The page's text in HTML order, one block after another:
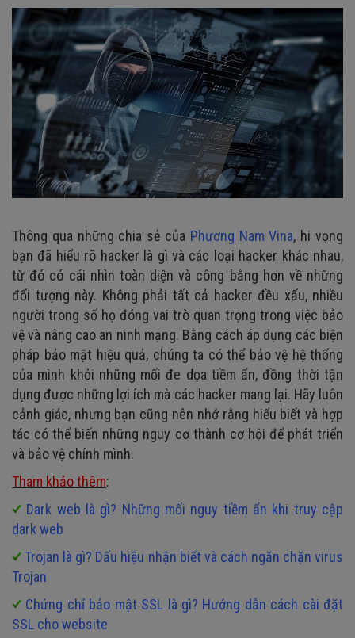
Thông qua những chia sẻ của Phương Nam Vina, hi vọng
bạn đã hiểu rõ hacker là gì và các loại hacker khác nhau,
từ đó có cái nhìn toàn diện và công bằng hơn về những
đối tượng này. Không phải tất cả hacker đều xấu, nhiều
người trong số họ đóng vai trò quan trọng trong việc bảo
vệ và nâng cao an ninh mạng. Bằng cách áp dụng các biện
pháp bảo mật hiệu quả, chúng ta có thể bảo vệ hệ thống
của mình khỏi những mối đe dọa tiềm ẩn, đồng thời tận
dụng được những lợi ích mà các hacker mang lại. Hãy luôn
cảnh giác, nhưng bạn cũng nên nhớ rằng hiểu biết và hợp
tác có thể biến những nguy cơ thành cơ hội để phát triển
và bảo vệ chính mình.
Tham khảo thêm:
Dark web là gì? Những mối nguy tiềm ẩn khi truy cập
dark web
Trojan là gì? Dấu hiệu nhận biết và cách ngăn chặn virus
Trojan
Chứng chỉ bảo mật SSL là gì? Hướng dẫn cách cài đặt
SSL cho website